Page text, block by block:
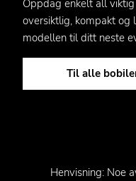
Oppdag enkelt all
oversiktlig, kompakt og
modellen til ditt neste
Til alle
Henvisning: Noe